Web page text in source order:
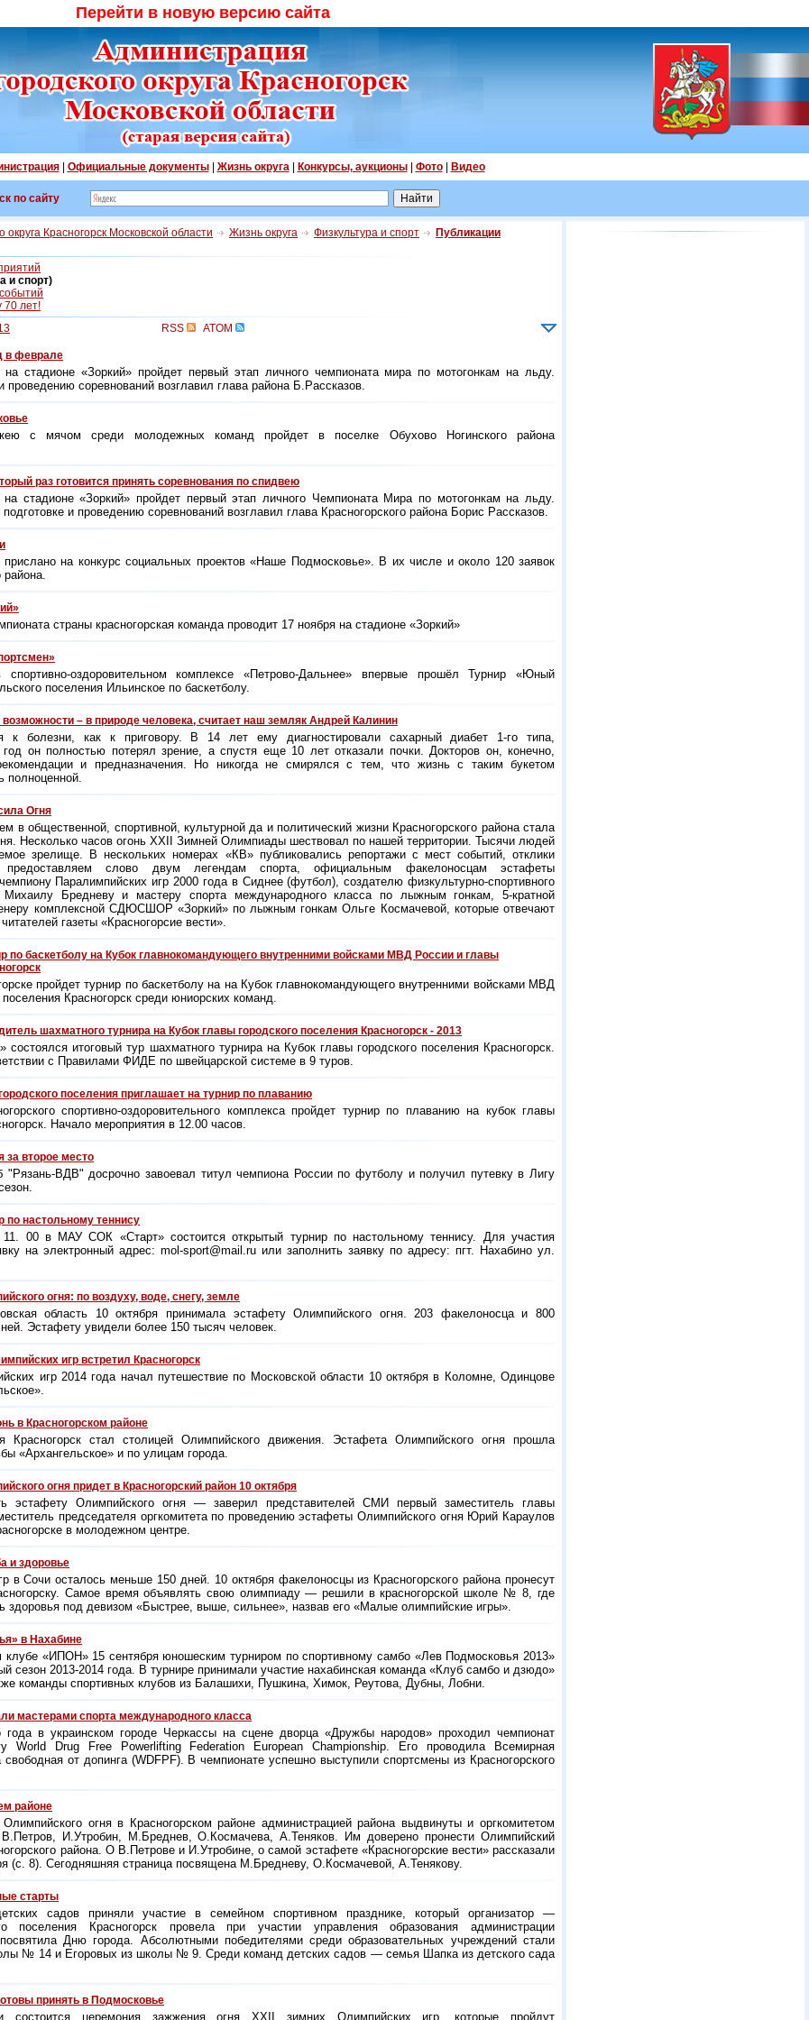
Перейти в новую версию сайта
| Официальные документы| Жизнь округа| Конкурсы, аукционы| Фото| Видео
по сайту
округа Красногорск Московской области Жизнь округа Физкультура и спорт
Публикации
и спорт)
70 лет!
RSS ATOM
в феврале
стадионе «Зоркий» пройдет первый этап личного чемпионата мира по мотогонкам на льду.
проведению соревнований возглавил глава района Б.Рассказов.
с мячом среди молодежных команд пройдет в поселке Обухово Ногинского района
раз готовится принять соревнования по спидвею
стадионе «Зоркий» пройдет первый этап личного Чемпионата Мира по мотогонкам на льду.
и проведению соревнований возглавил глава Красногорского района Борис Рассказов.
на конкурс социальных проектов «Наше Подмосковье». В их числе и около 120 заявок
района.
страны красногорская команда проводит 17 ноября на стадионе «Зоркий»
оздоровительном комплексе «Петрово-Дальнее» впервые прошёл Турнир «Юный
поселения Ильинское по баскетболу.
– в природе человека, считает наш земляк Андрей Калинин
к болезни, как к приговору. В 14 лет ему диагностировали сахарный диабет 1-го типа,
он полностью потерял зрение, а спустя еще 10 лет отказали почки. Докторов он, конечно,
и предназначения. Но никогда не смирялся с тем, что жизнь с таким букетом
полноценной.
Огня
в общественной, спортивной, культурной да и политический жизни Красногорского района стала
Несколько часов огонь XXII Зимней Олимпиады шествовал по нашей территории. Тысячи людей
зрелище. В нескольких номерах «КВ» публиковались репортажи с мест событий, отклики
слово двум легендам спорта, официальным факелоносцам эстафеты
Паралимпийских игр 2000 года в Сиднее (футбол), создателю физкультурно-спортивного
Михаилу Бредневу и мастеру спорта международного класса по лыжным гонкам, 5-кратной
комплексной СДЮСШОР «Зоркий» по лыжным гонкам Ольге Космачевой, которые отвечают
газеты «Красногорсие вести».
по баскетболу на Кубок главнокомандующего внутренними войсками МВД России и главы
пройдет турнир по баскетболу на на Кубок главнокомандующего внутренними войсками МВД
поселения Красногорск среди юниорских команд.
шахматного турнира на Кубок главы городского поселения Красногорск - 2013
итоговый тур шахматного турнира на Кубок главы городского поселения Красногорск.
с Правилами ФИДЕ по швейцарской системе в 9 туров.
поселения приглашает на турнир по плаванию
спортивно-оздоровительного комплекса пройдет турнир по плаванию на кубок главы
Начало мероприятия в 12.00 часов.
за второе место
ВДВ" досрочно завоевал титул чемпиона России по футболу и получил путевку в Лигу
по настольному теннису
00 в МАУ СОК «Старт» состоится открытый турнир по настольному теннису. Для участия
на электронный адрес: mol-sport@mail.ru или заполнить заявку по адресу: пгт. Нахабино ул.
огня: по воздуху, воде, снегу, земле
область 10 октября принимала эстафету Олимпийского огня. 203 факелоносца и 800
Эстафету увидели более 150 тысяч человек.
игр встретил Красногорск
игр 2014 года начал путешествие по Московской области 10 октября в Коломне, Одинцове
в Красногорском районе
стал столицей Олимпийского движения. Эстафета Олимпийского огня прошла
«Архангельское» и по улицам города.
огня придет в Красногорский район 10 октября
эстафету Олимпийского огня — заверил представителей СМИ первый заместитель главы
председателя оргкомитета по проведению эстафеты Олимпийского огня Юрий Караулов
в молодежном центре.
и здоровье
в Сочи осталось меньше 150 дней. 10 октября факелоносцы из Красногорского района пронесут
Самое время объявлять свою олимпиаду — решили в красногорской школе № 8, где
здоровья под девизом «Быстрее, выше, сильнее», назвав его «Малые олимпийские игры».
в Нахабине
клубе «ИПОН» 15 сентября юношеским турниром по спортивному самбо «Лев Подмосковья 2013»
сезон 2013-2014 года. В турнире принимали участие нахабинская команда «Клуб самбо и дзюдо»
команды спортивных клубов из Балашихи, Пушкина, Химок, Реутова, Дубны, Лобни.
мастерами спорта международного класса
года в украинском городе Черкассы на сцене дворца «Дружбы народов» проходил чемпионат
World Drug Free Powerlifting Federation European Championship. Его проводила Всемирная
от допинга (WDFPF). В чемпионате успешно выступили спортсмены из Красногорского
районе
огня в Красногорском районе администрацией района выдвинуты и оргкомитетом
И.Утробин, М.Бреднев, О.Космачева, А.Теняков. Им доверено пронести Олимпийский
района. О В.Петрове и И.Утробине, о самой эстафете «Красногорские вести» рассказали
(с. 8). Сегодняшняя страница посвящена М.Бредневу, О.Космачевой, А.Тенякову.
старты
садов приняли участие в семейном спортивном празднике, который организатор —
поселения Красногорск провела при участии управления образования администрации
посвятила Дню города. Абсолютными победителями среди образовательных учреждений стали
№ 14 и Егоровых из школы № 9. Среди команд детских садов — семья Шапка из детского сада
принять в Подмосковье
церемония зажжения огня ХХII зимних Олимпийских игр, которые пройдут